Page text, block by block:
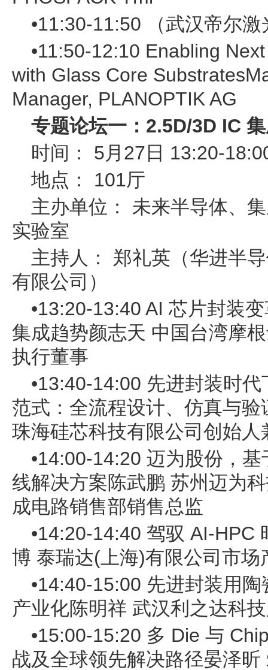
•11:30-11:50 （武汉帝尔
•11:50-12:10 Enabling
with Glass Core
Manager, PLANOPTIK AG
专题论坛一：2.5D/3D IC
时间： 5月27日 13:20-
地点： 101厅
主办单位： 未来半导体、
实验室
主持人： 郑礼英（华进半
有限公司）
•13:20-13:40 AI 芯片封装
集成趋势颜志天 中国台湾摩
执行董事
•13:40-14:00 先进封装时
范式：全流程设计、仿真与
珠海硅芯科技有限公司创始人
•14:00-14:20 迈为股份，
线解决方案陈武鹏 苏州迈为
成电路销售部销售总监
•14:20-14:40 驾驭 AI-HPC
博 泰瑞达(上海)有限公司市场
•14:40-15:00 先进封装用
产业化陈明祥 武汉利之达科
•15:00-15:20 多 Die 与
战及全球领先解决路径晏泽